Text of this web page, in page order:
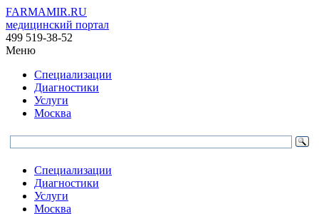
FARMAMIR.RU
медицинский портал
499 519-38-52
Меню
Специализации
Диагностики
Услуги
Москва
Специализации
Диагностики
Услуги
Москва